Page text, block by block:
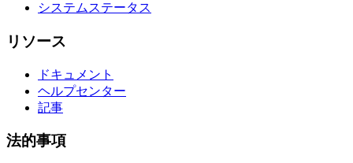
システムステータス
リソース
ドキュメント
ヘルプセンター
記事
法的事項